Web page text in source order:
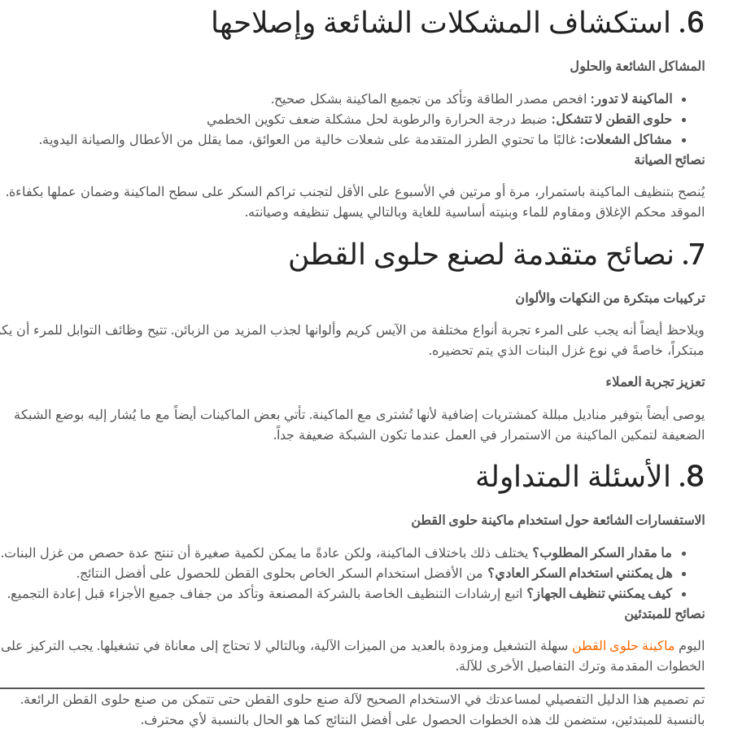
6. استكشاف المشكلات الشائعة وإصلاحها
المشاكل الشائعة والحلول
الماكينة لا تدور: افحص مصدر الطاقة وتأكد من تجميع الماكينة بشكل صحيح.
حلوى القطن لا تتشكل: ضبط درجة الحرارة والرطوبة لحل مشكلة ضعف تكوين الخطمي
مشاكل الشعلات: غالبًا ما تحتوي الطرز المتقدمة على شعلات خالية من العوائق، مما يقلل من الأعطال والصيانة اليدوية.
نصائح الصيانة
يُنصح بتنظيف الماكينة باستمرار، مرة أو مرتين في الأسبوع على الأقل لتجنب تراكم السكر على سطح الماكينة وضمان عملها بكفاءة.
الموقد محكم الإغلاق ومقاوم للماء وبنيته أساسية للغاية وبالتالي يسهل تنظيفه وصيانته.
7. نصائح متقدمة لصنع حلوى القطن
تركيبات مبتكرة من النكهات والألوان
ويلاحظ أيضاً أنه يجب على المرء تجربة أنواع مختلفة من الآيس كريم وألوانها لجذب المزيد من الزبائن. تتيح وظائف التوابل للمرء أن
مبتكراً، خاصةً في نوع غزل البنات الذي يتم تحضيره.
تعزيز تجربة العملاء
يوصى أيضاً بتوفير مناديل مبللة كمشتريات إضافية لأنها تُشترى مع الماكينة. تأتي بعض الماكينات أيضاً مع ما يُشار إليه بوضع الشبكة
الضعيفة لتمكين الماكينة من الاستمرار في العمل عندما تكون الشبكة ضعيفة جداً.
8. الأسئلة المتداولة
الاستفسارات الشائعة حول استخدام ماكينة حلوى القطن
ما مقدار السكر المطلوب؟ يختلف ذلك باختلاف الماكينة، ولكن عادةً ما يمكن لكمية صغيرة أن تنتج عدة حصص من غزل البنات.
هل يمكنني استخدام السكر العادي؟ من الأفضل استخدام السكر الخاص بحلوى القطن للحصول على أفضل النتائج.
كيف يمكنني تنظيف الجهاز؟ اتبع إرشادات التنظيف الخاصة بالشركة المصنعة وتأكد من جفاف جميع الأجزاء قبل إعادة التجميع.
نصائح للمبتدئين
اليوم ماكينة حلوى القطن سهلة التشغيل ومزودة بالعديد من الميزات الآلية، وبالتالي لا تحتاج إلى معاناة في تشغيلها. يجب التركيز على
الخطوات المقدمة وترك التفاصيل الأخرى للآلة.
تم تصميم هذا الدليل التفصيلي لمساعدتك في الاستخدام الصحيح لآلة صنع حلوى القطن حتى تتمكن من صنع حلوى القطن الرائعة.
بالنسبة للمبتدئين، ستضمن لك هذه الخطوات الحصول على أفضل النتائج كما هو الحال بالنسبة لأي محترف.